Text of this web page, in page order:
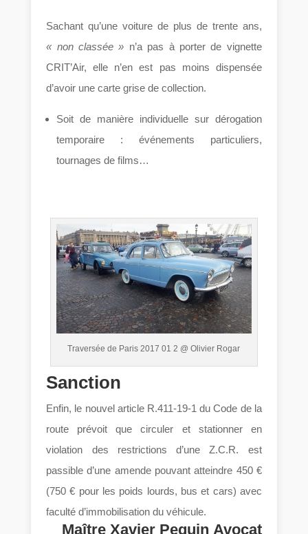
Sachant qu’une voiture de plus de trente ans,
« non classée » n’a pas à porter de vignette
CRIT’Air, elle n’en est pas moins dispensée
d’avoir une carte grise de collection.
Soit de manière individuelle sur dérogation
temporaire : événements particuliers,
tournages de films…
Traversée de Paris 2017 01 2 @ Olivier Rogar
Sanction
Enfin, le nouvel article R.411-19-1 du Code de la
route prévoit que circuler et stationner en
violation des restrictions d’une Z.C.R. est
passible d’une amende pouvant atteindre 450 €
(750 € pour les poids lourds, bus et cars) avec
faculté d’immobilisation du véhicule.
Maître Xavier Pequin Avocat